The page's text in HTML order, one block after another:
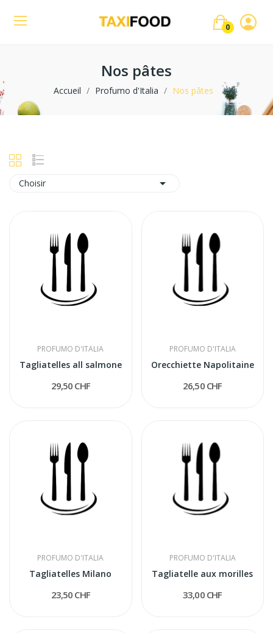
0
Nos pâtes
Accueil Profumo d'Italia Nos pâtes
Choisir 
PROFUMO D'ITALIA
Tagliatelles all salmone
29,50 CHF
PROFUMO D'ITALIA
Orecchiette Napolitaine
26,50 CHF
PROFUMO D'ITALIA
Tagliatelles Milano
23,50 CHF
PROFUMO D'ITALIA
Tagliatelle aux morilles
33,00 CHF